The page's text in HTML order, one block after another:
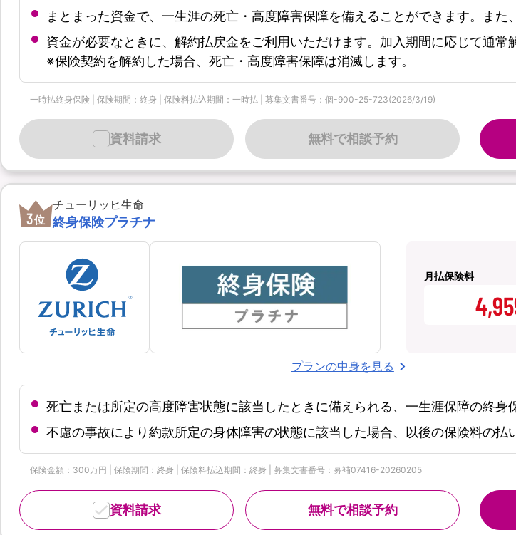
まとまった資金で、一生涯の死亡・高度障害保障を備えることができます。また
資金が必要なときに、解約払戻金をご利用いただけます。加入期間に応じて通常
※保険契約を解約した場合、死亡・高度障害保障は消滅します。
一時払終身保険 | 保険期間：終身 | 保険料払込期間：一時払 | 募集文書番号：個-900-25-723(2026/3/19)
無料で相談予約
資料請求
3位
チューリッヒ生命
終身保険プラチナ
月払保険料
プランの中身を見る
死亡または所定の高度障害状態に該当したときに備えられる、一生涯保障の終身
不慮の事故により約款所定の身体障害の状態に該当した場合、以後の保険料の払
保険金額：300万円 | 保険期間：終身 | 保険料払込期間：終身 | 募集文書番号：募補07416-20260205
無料で相談予約
資料請求